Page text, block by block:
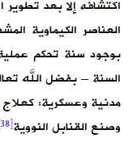
اكتشافه إلا بعد
العناصر الكيماوية
بوجود سنة تحكم
السنة – بفضل الله
مدنية وعسكرية: كعلاج
وصنع القنابل النووية[38]